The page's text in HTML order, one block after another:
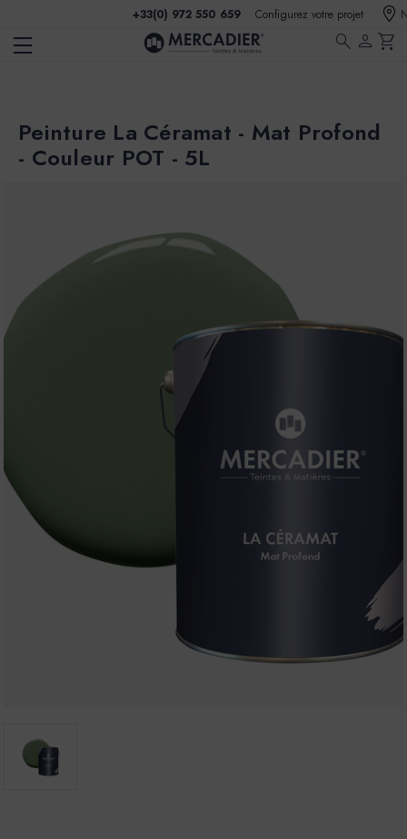
+33(0) 972 550 659 Configurez votre projet
search person shopping_cart
Peinture La Céramat - Mat Profond
- Couleur POT - 5L